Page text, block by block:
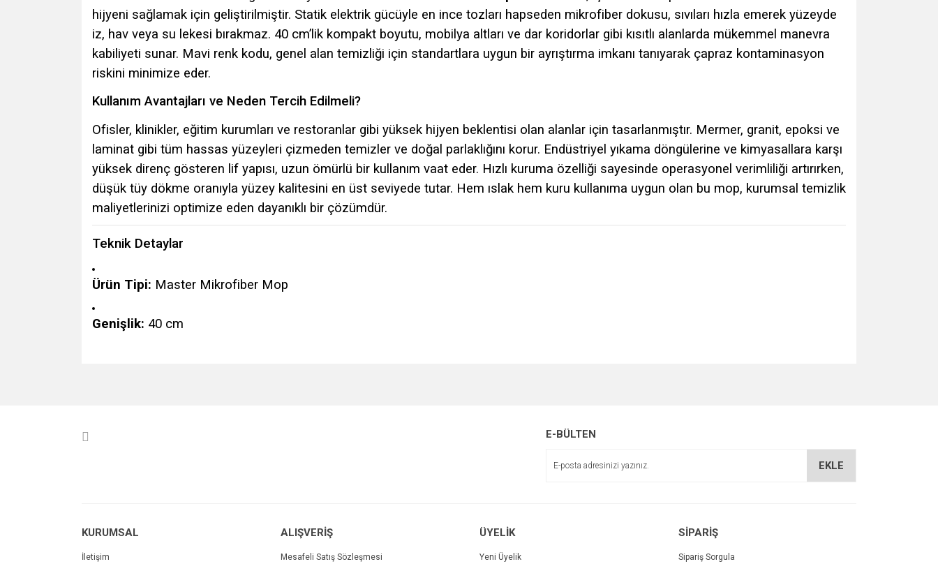
hijyeni sağlamak için geliştirilmiştir. Statik elektrik gücüyle en ince tozları hapseden mikrofiber dokusu, sıvıları hızla emerek yüzeyde
iz, hav veya su lekesi bırakmaz. 40 cm’lik kompakt boyutu, mobilya altları ve dar koridorlar gibi kısıtlı alanlarda mükemmel manevra
kabiliyeti sunar. Mavi renk kodu, genel alan temizliği için standartlara uygun bir ayrıştırma imkanı tanıyarak çapraz kontaminasyon
riskini minimize eder.
Kullanım Avantajları ve Neden Tercih Edilmeli?
Ofisler, klinikler, eğitim kurumları ve restoranlar gibi yüksek hijyen beklentisi olan alanlar için tasarlanmıştır. Mermer, granit, epoksi ve
laminat gibi tüm hassas yüzeyleri çizmeden temizler ve doğal parlaklığını korur. Endüstriyel yıkama döngülerine ve kimyasallara karşı
yüksek direnç gösteren lif yapısı, uzun ömürlü bir kullanım vaat eder. Hızlı kuruma özelliği sayesinde operasyonel verimliliği artırırken,
düşük tüy dökme oranıyla yüzey kalitesini en üst seviyede tutar. Hem ıslak hem kuru kullanıma uygun olan bu mop, kurumsal temizlik
maliyetlerinizi optimize eden dayanıklı bir çözümdür.
Teknik Detaylar
Ürün Tipi: Master Mikrofiber Mop
Genişlik: 40 cm
E-BÜLTEN
EKLE
KURUMSAL
İletişim
ALIŞVERİŞ
Mesafeli Satış Sözleşmesi
ÜYELİK
Yeni Üyelik
SİPARİŞ
Sipariş Sorgula